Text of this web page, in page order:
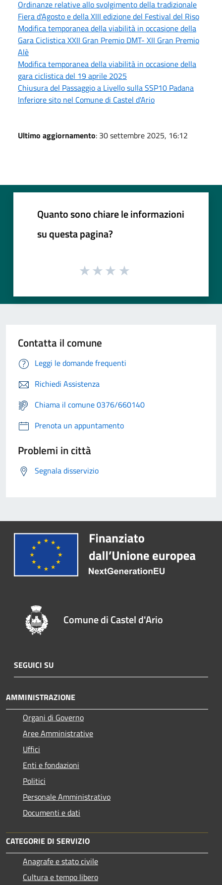
Ordinanze relative allo svolgimento della tradizionale
Fiera d'Agosto e della XIII edizione del Festival del Riso
Modifica temporanea della viabilità in occasione della
Gara Ciclistica XXII Gran Premio DMT- XII Gran Premio
Alè
Modifica temporanea della viabilità in occasione della
gara ciclistica del 19 aprile 2025
Chiusura del Passaggio a Livello sulla SSP10 Padana
Inferiore sito nel Comune di Castel d'Ario
Ultimo aggiornamento: 30 settembre 2025, 16:12
Quanto sono chiare le informazioni
su questa pagina?
Contatta il comune
Leggi le domande frequenti
Richiedi Assistenza
Chiama il comune 0376/660140
Prenota un appuntamento
Problemi in città
Segnala disservizio
Comune di Castel d'Ario
SEGUICI SU
AMMINISTRAZIONE
Organi di Governo
Aree Amministrative
Uffici
Enti e fondazioni
Politici
Personale Amministrativo
Documenti e dati
CATEGORIE DI SERVIZIO
Anagrafe e stato civile
Cultura e tempo libero